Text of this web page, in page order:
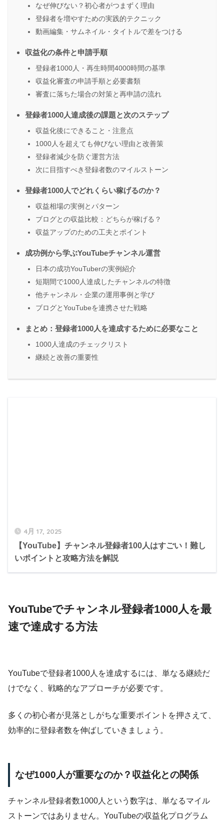
なぜ伸びない？初心者がつまずく理由
登録者を増やすための実践的テクニック
動画編集・サムネイル・タイトルで差をつける
収益化の条件と申請手順
登録者1000人・再生時間4000時間の基準
収益化審査の申請手順と必要書類
審査に落ちた場合の対策と再申請の流れ
登録者1000人達成後の課題と次のステップ
収益化後にできること・注意点
1000人を超えても伸びない理由と改善策
登録者減少を防ぐ運営方法
次に目指すべき登録者数のマイルストーン
登録者1000人でどれくらい稼げるのか？
収益相場の実例とパターン
ブログとの収益比較：どちらが稼げる？
収益アップのための工夫とポイント
成功例から学ぶYouTubeチャンネル運営
日本の成功YouTuberの実例紹介
短期間で1000人達成したチャンネルの特徴
他チャンネル・企業の運用事例と学び
ブログとYouTubeを連携させた戦略
まとめ：登録者1000人を達成するために必要なこと
1000人達成のチェックリスト
継続と改善の重要性
4月 17, 2025
【YouTube】チャンネル登録者100人はすごい！難し
いポイントと攻略方法を解説
YouTubeでチャンネル登録者1000人を最
速で達成する方法
YouTubeで登録者1000人を達成するには、単なる継続だ
けでなく、戦略的なアプローチが必要です。
多くの初心者が見落としがちな重要ポイントを押さえて、
効率的に登録者数を伸ばしていきましょう。
なぜ1000人が重要なのか？収益化との関係
チャンネル登録者数1000人という数字は、単なるマイル
ストーンではありません。YouTubeの収益化プログラム